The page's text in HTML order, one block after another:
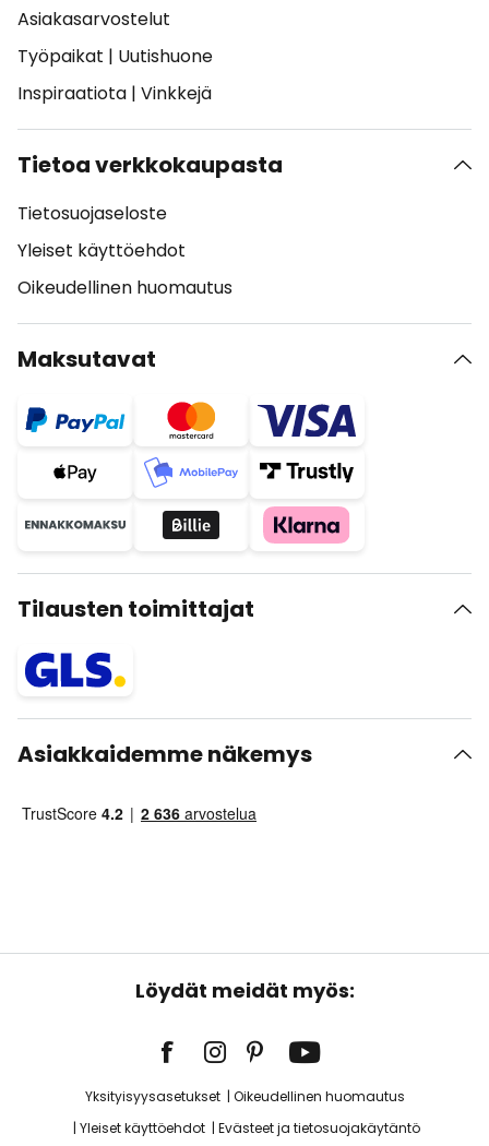
Asiakasarvostelut
Työpaikat | Uutishuone
Inspiraatiota | Vinkkejä
Tietoa verkkokaupasta
Tietosuojaseloste
Yleiset käyttöehdot
Oikeudellinen huomautus
Maksutavat
Tilausten toimittajat
Asiakkaidemme näkemys
Löydät meidät myös:
Yksityisyysasetukset
Oikeudellinen huomautus
Yleiset käyttöehdot
Evästeet ja tietosuojakäytäntö